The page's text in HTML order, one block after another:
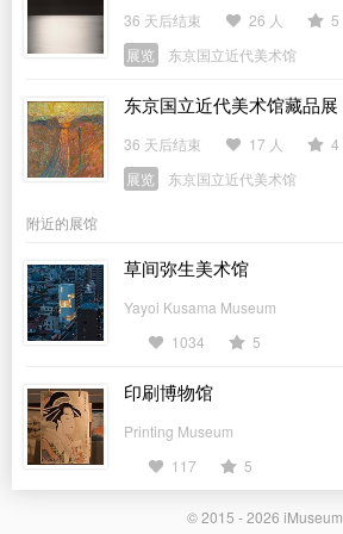
36 天后结束 26 人
5
展览
东京国立近代美术馆
东京国立近代美术馆藏品展
36 天后结束 17 人
4
展览
东京国立近代美术馆
附近的展馆
草间弥生美术馆
Yayoi Kusama Museum
1034
5
印刷博物馆
Printing Museum
117
5
© 2015 - 2026 iMuseum